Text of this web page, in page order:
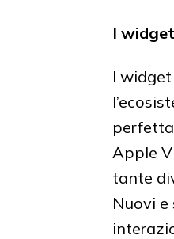
I
I
Apple
tante
Nuovi